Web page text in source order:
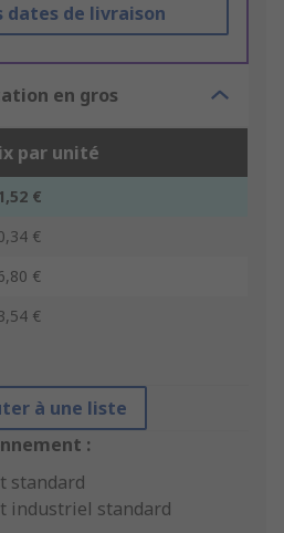
dates de livraison
en gros
par unité
€
€
€
€
à une liste
:
standard
industriel standard